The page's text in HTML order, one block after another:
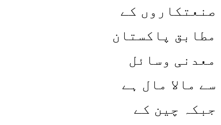
صنعتکاروں کے
مطابق پاکستان
معدنی وسائل
سے مالا مال ہے
جبکہ چین کے